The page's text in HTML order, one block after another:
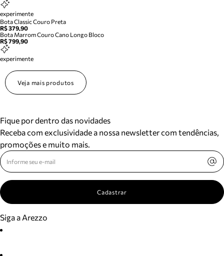
experimente
Bota Classic Couro Preta
R$ 379,90
Bota Marrom Couro Cano Longo Bloco
R$ 799,90
experimente
Veja mais produtos
Fique por dentro das novidades
Receba com exclusividade a nossa newsletter com tendências,
promoções e muito mais.
Cadastrar
Siga a Arezzo